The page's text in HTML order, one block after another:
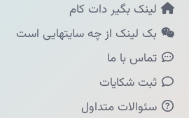
لینک بگیر دات کام
بک لینک از چه سایتهایی است
تماس با ما
ثبت شکایات
سئوالات متداول